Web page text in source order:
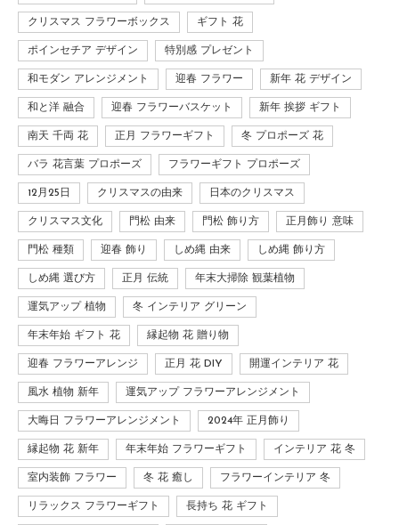
クリスマス フラワーボックス ギフト 花
ポインセチア デザイン 特別感 プレゼント
和モダン アレンジメント 迎春 フラワー 新年 花 デザイン
和と洋 融合 迎春 フラワーバスケット 新年 挨拶 ギフト
南天 千両 花 正月 フラワーギフト 冬 プロポーズ 花
バラ 花言葉 プロポーズ フラワーギフト プロポーズ
12月25日 クリスマスの由来 日本のクリスマス
クリスマス文化 門松 由来 門松 飾り方 正月飾り 意味
門松 種類 迎春 飾り しめ縄 由来 しめ縄 飾り方
しめ縄 選び方 正月 伝統 年末大掃除 観葉植物
運気アップ 植物 冬 インテリア グリーン
年末年始 ギフト 花 縁起物 花 贈り物
迎春 フラワーアレンジ 正月 花 DIY 開運インテリア 花
風水 植物 新年 運気アップ フラワーアレンジメント
大晦日 フラワーアレンジメント 2024年 正月飾り
縁起物 花 新年 年末年始 フラワーギフト インテリア 花 冬
室内装飾 フラワー 冬 花 癒し フラワーインテリア 冬
リラックス フラワーギフト 長持ち 花 ギフト